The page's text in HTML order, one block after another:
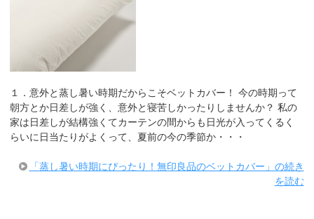
１．意外と蒸し暑い時期だからこそベットカバー！ 今の時期って
朝方とか日差しが強く、意外と寝苦しかったりしませんか？ 私の
家は日差しが結構強くてカーテンの間からも日光が入ってくるく
らいに日当たりがよくって、夏前の今の季節か・・・
「蒸し暑い時期にぴったり！無印良品のベットカバー」の続き
を読む